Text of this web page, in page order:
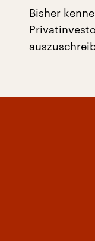
Bisher